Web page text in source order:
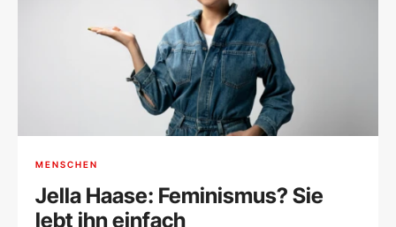
MENSCHEN
Jella Haase: Feminismus? Sie
lebt ihn einfach